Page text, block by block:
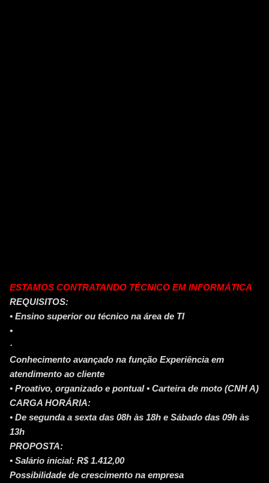
ESTAMOS CONTRATANDO TÉCNICO EM INFORMÁTICA
REQUISITOS:
• Ensino superior ou técnico na área de TI
•
·
Conhecimento avançado na função Experiência em
atendimento ao cliente
• Proativo, organizado e pontual • Carteira de moto (CNH A)
CARGA HORÁRIA:
• De segunda a sexta das 08h às 18h e Sábado das 09h às
13h
PROPOSTA:
• Salário inicial: R$ 1.412,00
Possibilidade de crescimento na empresa